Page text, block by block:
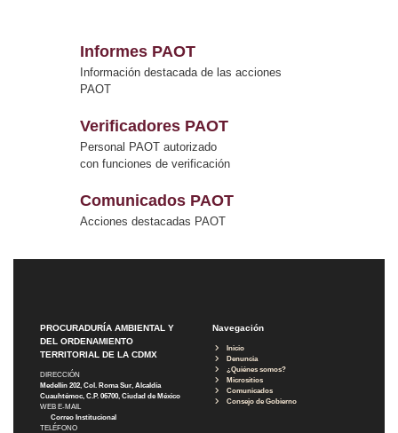
Informes PAOT
Información destacada de las acciones
PAOT
Verificadores PAOT
Personal PAOT autorizado
con funciones de verificación
Comunicados PAOT
Acciones destacadas PAOT
PROCURADURÍA AMBIENTAL Y
DEL ORDENAMIENTO
TERRITORIAL DE LA CDMX
DIRECCIÓN
Medellín 202, Col. Roma Sur, Alcaldía
Cuauhtémoc, C.P. 06700, Ciudad de México
WEB E-MAIL
Correo Institucional
TELÉFONO
Navegación
Inicio
Denuncia
¿Quiénes somos?
Micrositios
Comunicados
Consejo de Gobierno